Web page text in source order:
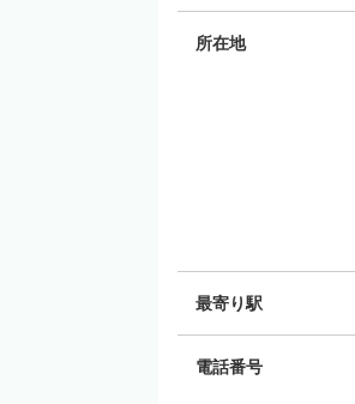
所在地
最寄り駅
電話番号